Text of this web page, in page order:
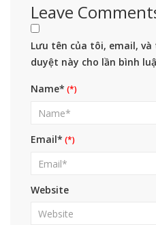
Leave
Lưu tên của tôi, email,
duyệt này cho lần bình
Name*
Email*
Website